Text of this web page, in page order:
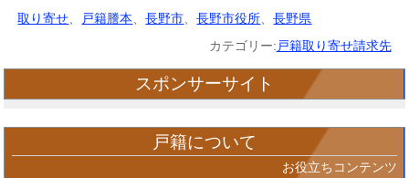
取り寄せ 戸籍謄本 、長野市 、長野市役所 、長野県
カテゴリー: 戸籍取り寄せ請求先
スポンサーサイト
戸籍について
お役立ちコンテンツ